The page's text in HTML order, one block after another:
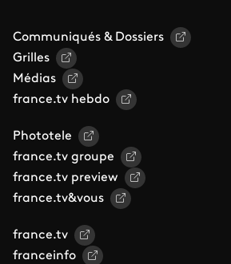
Communiqués & Dossiers
Grilles
Médias
france.tv hebdo
Phototele
france.tv groupe
france.tv preview
france.tv&vous
france.tv
franceinfo